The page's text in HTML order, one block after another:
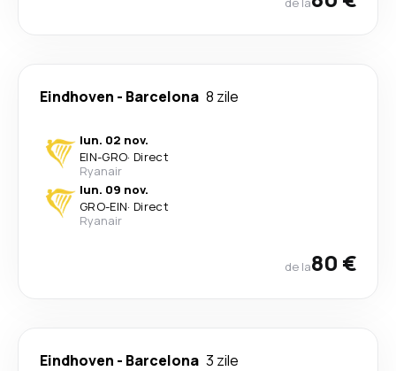
Eindhoven - Barcelona 8 zile
lun. 02 nov.
EIN-GRO· Direct
Ryanair
lun. 09 nov.
GRO-EIN· Direct
Ryanair
de la80 €
Eindhoven - Barcelona 3 zile